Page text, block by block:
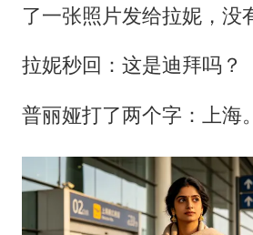
了一张照片发给拉妮，没
拉妮秒回：这是迪拜吗？
普丽娅打了两个字：上海。